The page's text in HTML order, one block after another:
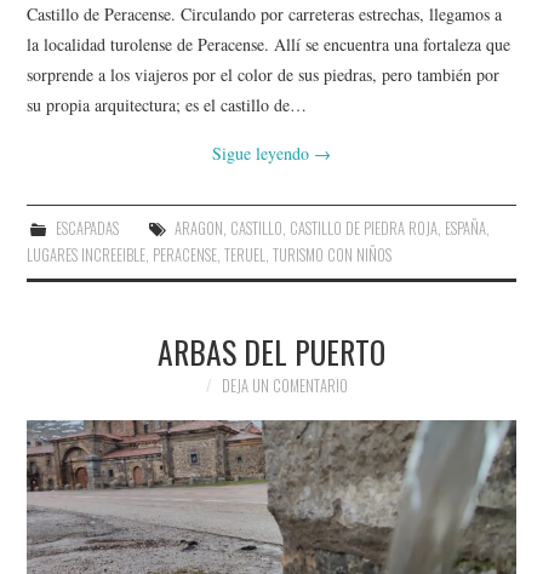
Castillo de Peracense. Circulando por carreteras estrechas, llegamos a
la localidad turolense de Peracense. Allí se encuentra una fortaleza que
sorprende a los viajeros por el color de sus piedras, pero también por
su propia arquitectura; es el castillo de…
Sigue leyendo →
ESCAPADAS ARAGON CASTILLO CASTILLO DE PIEDRA ROJA, ESPAÑA,
LUGARES INCREEIBLE PERACENSE ,TERUEL ,TURISMO CON NIÑOS
ARBAS DEL PUERTO
DEJA UN COMENTARIO